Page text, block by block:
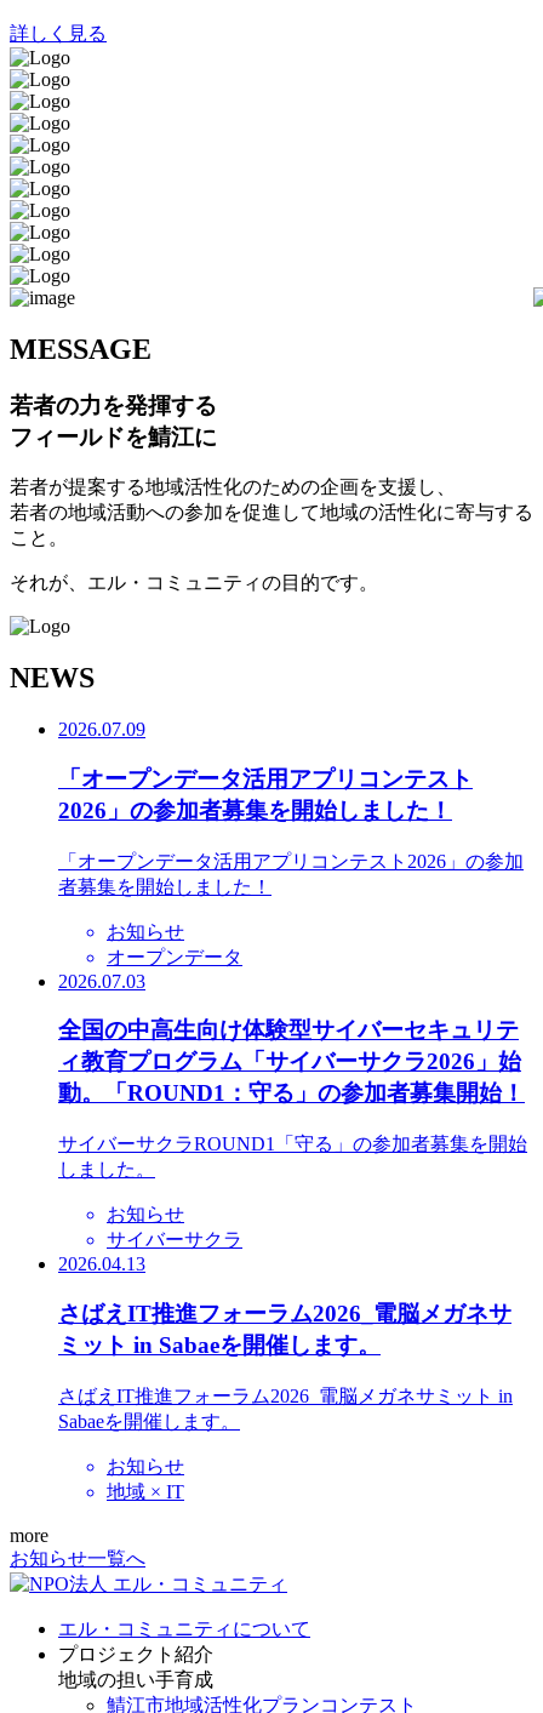
詳しく見る
MESSAGE
若者の力を発揮する
フィールドを鯖江に
若者が提案する地域活性化のための企画を支援し、
若者の地域活動への参加を促進して地域の活性化に寄与する
こと。
それが、エル・コミュニティの目的です。
NEWS
2026.07.09
「オープンデータ活用アプリコンテスト
2026」の参加者募集を開始しました！
「オープンデータ活用アプリコンテスト2026」の参加
者募集を開始しました！
お知らせ
オープンデータ
2026.07.03
全国の中高生向け体験型サイバーセキュリテ
ィ教育プログラム「サイバーサクラ2026」始
動。「ROUND1：守る」の参加者募集開始！
サイバーサクラROUND1「守る」の参加者募集を開始
しました。
お知らせ
サイバーサクラ
2026.04.13
さばえIT推進フォーラム2026_電脳メガネサ
ミット in Sabaeを開催します。
さばえIT推進フォーラム2026_電脳メガネサミット in
Sabaeを開催します。
お知らせ
地域 × IT
more
お知らせ一覧へ
エル・コミュニティについて
プロジェクト紹介
地域の担い手育成
鯖江市地域活性化プランコンテスト